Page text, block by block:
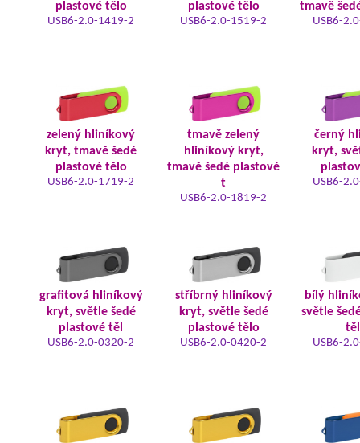
plastové tělo
USB6-2.0-1419-2
plastové tělo
USB6-2.0-1519-2
tmavě
USB6-
zelený hliníkový
kryt, tmavě šedé
plastové tělo
USB6-2.0-1719-2
tmavě zelený
hliníkový kryt,
tmavě šedé plastové
t
USB6-2.0-1819-2
černý
kryt,
USB6-
grafitová hliníkový
kryt, světle šedé
plastové těl
USB6-2.0-0320-2
stříbrný hliníkový
kryt, světle šedé
plastové tělo
USB6-2.0-0420-2
bílý
světle
USB6-